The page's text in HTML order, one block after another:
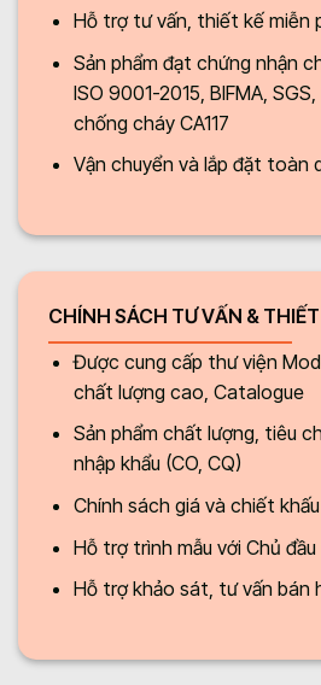
Hỗ trợ tư vấn, thiết kế miễn
Sản phẩm đạt chứng nhận
ISO 9001-2015, BIFMA,
chống cháy CA117
Vận chuyển và lắp đặt toàn
CHÍNH SÁCH TƯ VẤN & THIẾT
Được cung cấp thư viện
chất lượng cao, Catalogue
Sản phẩm chất lượng, tiêu
nhập khẩu (CO, CQ)
Chính sách giá và chiết
Hỗ trợ trình mẫu với Chủ
Hỗ trợ khảo sát, tư vấn bán